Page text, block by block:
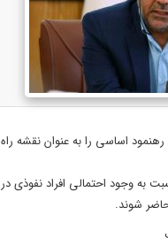
اساسی را به عنوان نقشه راه
به وجود احتمالی افراد نفوذی در
شوند.